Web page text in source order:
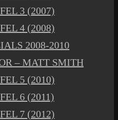
3 (2007)
4 (2008)
2008-2010
– MATT SMITH
5 (2010)
6 (2011)
7 (2012)